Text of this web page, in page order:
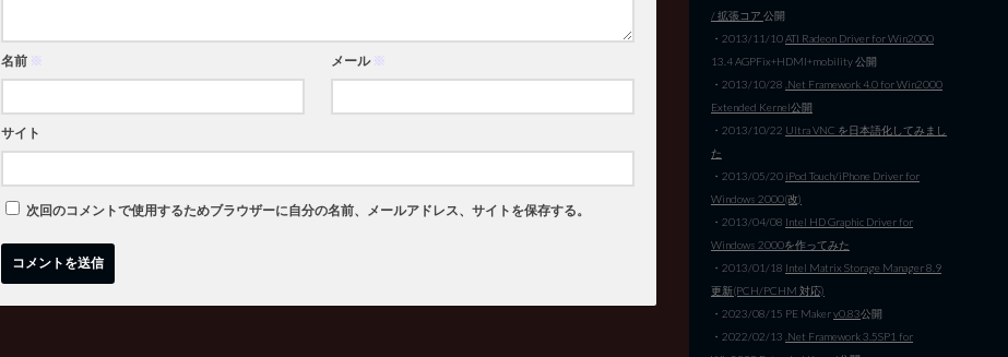
名前 ※ メール ※
サイト
次回のコメントで使用するためブラウザーに自分の名前、メールアドレス、サイトを保存する。
/ 拡張コア 公開
・2013/11/10ATI Radeon Driver for Win2000
13.4 AGPFix+HDMI+mobility 公開
・2013/10/28 .Net Framework 4.0 for Win2000
Extended Kernel公開
・2013/10/22 Ultra VNC を日本語化してみまし
た
・2013/05/20 iPod Touch/iPhone Driver for
Windows 2000(改)
・2013/04/08 Intel HD Graphic Driver for
Windows 2000を作ってみた
・2013/01/18 Intel Matrix Storage Manager 8.9
更新(PCH/PCHM 対応)
・2023/08/15 PE Makerv0.83公開
・2022/02/13 .Net Framework 3.5SP1 for